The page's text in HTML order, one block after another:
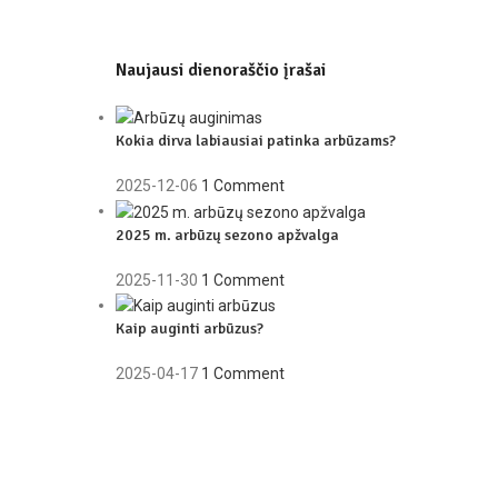
Naujausi dienoraščio įrašai
Kokia dirva labiausiai patinka arbūzams?
2025-12-06 1 Comment
2025 m. arbūzų sezono apžvalga
2025-11-30 1 Comment
Kaip auginti arbūzus?
2025-04-17 1 Comment